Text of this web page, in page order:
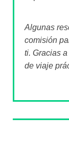
Algunas
comisión
ti. Gracias
de viaje